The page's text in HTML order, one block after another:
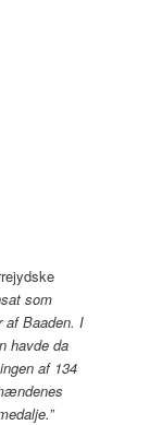
som
af Baaden. I
havde da
af 134